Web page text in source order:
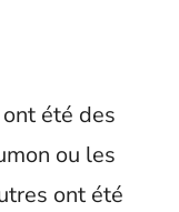
été des
ou les
ont été